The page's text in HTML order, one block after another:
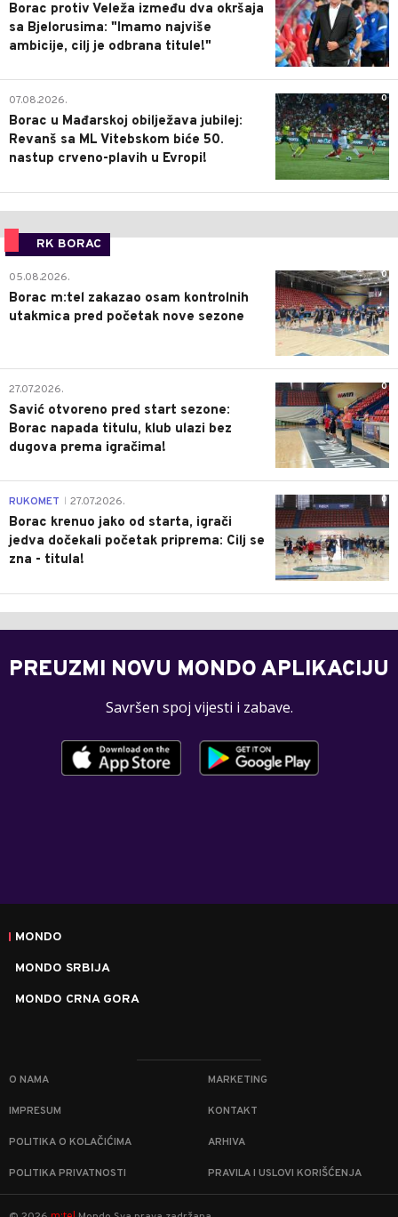
Borac protiv Veleža između dva okršaja
sa Bjelorusima: "Imamo najviše
ambicije, cilj je odbrana titule!"
0
07.08.2026.
Borac u Mađarskoj obilježava jubilej:
Revanš sa ML Vitebskom biće 50.
nastup crveno-plavih u Evropi!
RK BORAC
0
05.08.2026.
Borac m:tel zakazao osam kontrolnih
utakmica pred početak nove sezone
0
27.07.2026.
Savić otvoreno pred start sezone:
Borac napada titulu, klub ulazi bez
dugova prema igračima!
0
RUKOMET 27.07.2026.
Borac krenuo jako od starta, igrači
jedva dočekali početak priprema: Cilj se
zna - titula!
PREUZMI NOVU MONDO APLIKACIJU
Savršen spoj vijesti i zabave.
MONDO
MONDO SRBIJA
MONDO CRNA GORA
O NAMA MARKETING
IMPRESUM KONTAKT
POLITIKA O KOLAČIĆIMA ARHIVA
POLITIKA PRIVATNOSTI PRAVILA I USLOVI KORIŠĆENJA